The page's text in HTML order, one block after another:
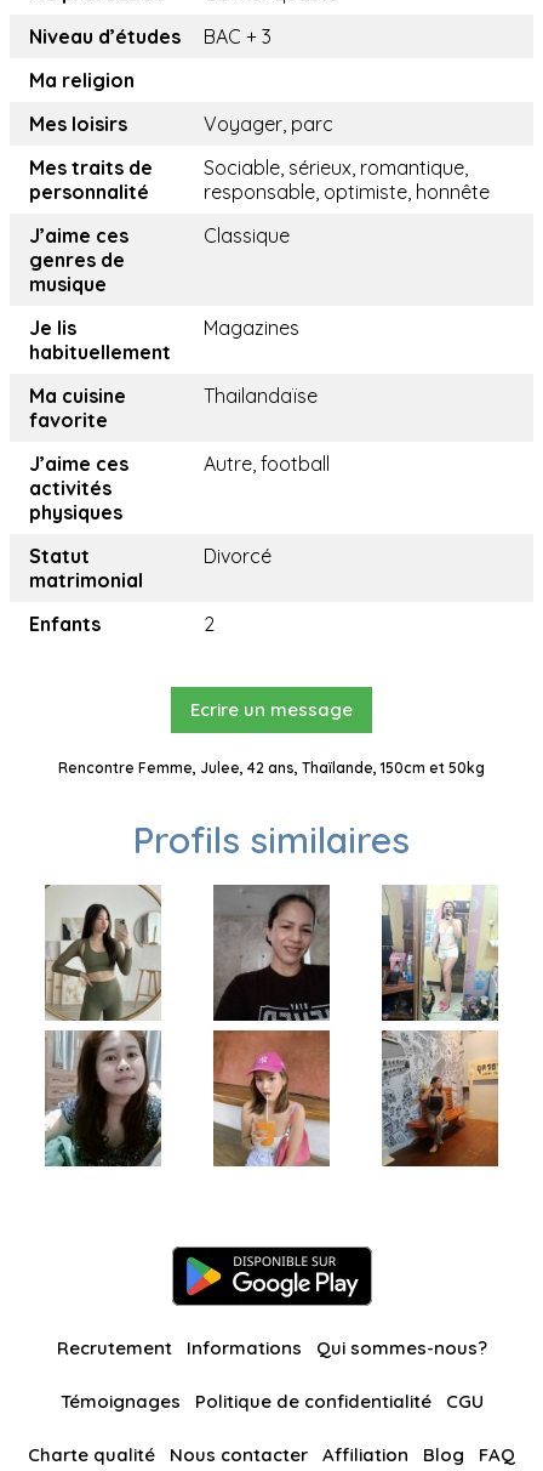
Niveau d’études
BAC + 3
Ma religion
Mes loisirs
Voyager, parc
Mes traits de
personnalité
Sociable, sérieux, romantique,
responsable, optimiste, honnête
J’aime ces
genres de
musique
Classique
Je lis
habituellement
Magazines
Ma cuisine
favorite
Thailandaïse
J’aime ces
activités
physiques
Autre, football
Statut
matrimonial
Divorcé
Enfants 2
Ecrire un message
Rencontre Femme, Julee, 42 ans, Thaïlande, 150cm et 50kg
Profils similaires
Recrutement Informations Qui sommes-nous?
Témoignages Politique de confidentialité CGU
Charte qualité Nous contacter Affiliation Blog FAQ